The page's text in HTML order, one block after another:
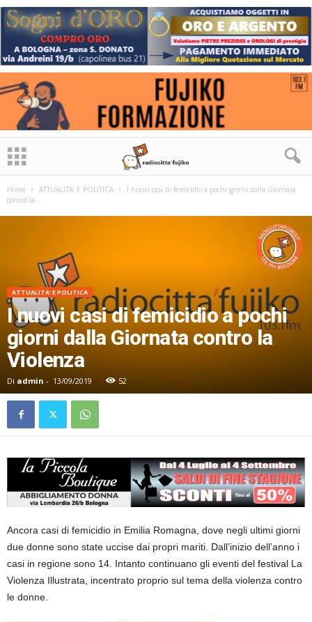
Home ATTUALITA' E POLITICA
I nuovi casi di femicidio a pochi giorni dalla Giornata
contro la...
ATTUALITA' E POLITICA
I nuovi casi di femicidio a pochi
giorni dalla Giornata contro la
Violenza
Di admin - 13/09/2019 52
Ancora casi di femicidio in Emilia Romagna, dove negli ultimi giorni
due donne sono state uccise dai propri mariti. Dall’inizio dell’anno i
casi in regione sono 14. Intanto continuano gli eventi del festival La
Violenza Illustrata, incentrato proprio sul tema della violenza contro
le donne.